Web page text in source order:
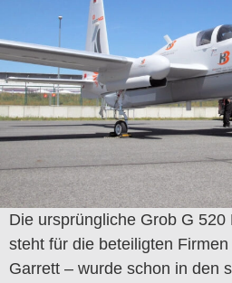
Die ursprüngliche Grob G
steht für die beteiligten
Garrett – wurde schon in den